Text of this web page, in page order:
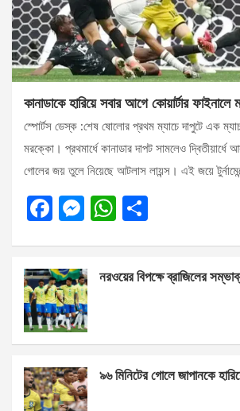
কানাডাকে হারিয়ে সবার আগে কোয়ার্টার
স্পোর্টস ডেস্ক :শেষ ষোলোর প্রথম ম্যাচে দাপুটে এক
মরক্কো। প্রথমার্ধে কানাডার দাপট সামলেও দ্বিতীয়ার্ধে
গোলের জয় তুলে নিয়েছে আটলাস লায়ন্স। এই জয়ে
F
b
o
o
k
M
n
g
er
W
s
p
e
নরওয়ের বিপক্ষে ব্রাজিলের
৯৬ মিনিটের গোলে জাপানকে